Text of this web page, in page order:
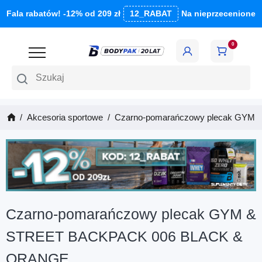
Fala rabatów! -12% od 209 zł 12_RABAT Na nieprzecenione
Szukaj
0
Akcesoria sportowe Czarno-pomarańczowy plecak GYM
Czarno-pomarańczowy plecak GYM &
STREET BACKPACK 006 BLACK &
ORANGE